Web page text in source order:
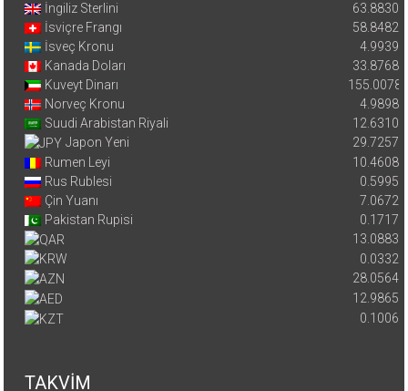
İngiliz Sterlini
63.8830
İsviçre Frangı
58.8482
İsveç Kronu
4.9939
Kanada Doları
33.8768
Kuveyt Dinarı
155.0078
Norveç Kronu
4.9898
Suudi Arabistan Riyali
12.6310
Japon Yeni
29.7257
Rumen Leyi
10.4608
Rus Rublesi
0.5995
Çin Yuanı
7.0672
Pakistan Rupisi
0.1717
13.0883
0.0332
28.0564
12.9865
0.1006
TAKVİM